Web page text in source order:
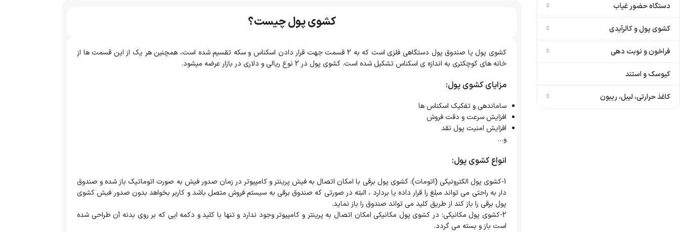
دستگاه حضور غیاب
کشوی پول و کالرآیدی
فراخون و نوبت دهی
کیوسک و استند
کاغذ حرارتی، لیبل، ریبون
کشوی پول چیست؟
کشوی پول یا صندوق پول دستگاهی فلزی است که به 2 قسمت جهت قرار دادن اسکناس و سکه تقسیم شده است، همچنین هر یک از این قسمت ها از
خانه های کوچکتری به اندازه ی اسکناس تشکیل شده است. کشوی پول در 2 نوع ریالی و دلاری در بازار عرضه میشود.
مزایای کشوی پول:
ساماندهی و تفکیک اسکناس ها
افزایش سرعت و دقت فروش
افزایش امنیت پول نقد
و…
انواع کشوی پول:
1-کشوی پول الکترونیکی (اتومات): کشوی پول برقی با امکان اتصال به فیش پرینتر و کامپیوتر در زمان صدور فیش به صورت اتوماتیک باز شده و صندوق
دار به راحتی می تواند مبلغ را قرار داده یا بردارد ، البته در صورتی که صندوق برقی به سیستم فروش متصل باشد و کاربر بخواهد بدون صدور فیش کشوی
پول برقی را باز کند از طریق کلید می تواند صندوق را باز نماید.
2-کشوی پول مکانیکی: در کشوی پول مکانیکی امکان اتصال به پرینتر و کامپیوتر وجود ندارد و تنها با کلید و دکمه ایی که بر روی بدنه آن طراحی شده
است باز و بسته می گردد.